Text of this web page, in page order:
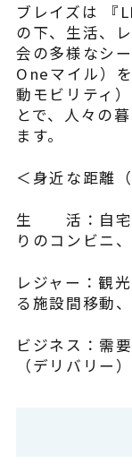
ブレイズは 『
の下、生活、
会の多様なシ
Oneマイル）
動モビリティ
とで、人々の
ます。
＜身近な距離
生 活：自宅
りのコンビニ
レジャー：観
る施設間移動
ビジネス：需
（デリバリー